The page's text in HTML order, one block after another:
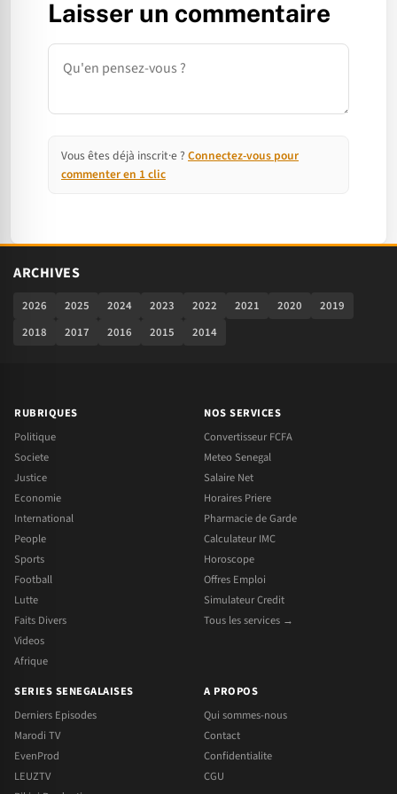
Laisser un commentaire
Commentaire
Vous êtes déjà inscrit·e ? Connectez-vous pour
commenter en 1 clic
ARCHIVES
2026 2025 2024 2023 2022 2021 2020
2019
2018
2017 2016 2015 2014
RUBRIQUES
Politique
Societe
Justice
Economie
International
People
Sports
Football
Lutte
Faits Divers
Videos
Afrique
NOS SERVICES
Convertisseur FCFA
Meteo Senegal
Salaire Net
Horaires Priere
Pharmacie de Garde
Calculateur IMC
Horoscope
Offres Emploi
Simulateur Credit
Tous les services →
SERIES SENEGALAISES
Derniers Episodes
Marodi TV
EvenProd
LEUZTV
A PROPOS
Qui sommes-nous
Contact
Confidentialite
CGU